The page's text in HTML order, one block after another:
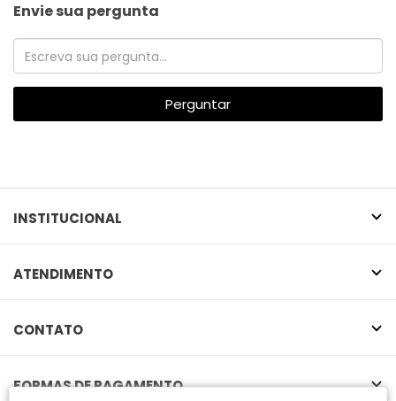
Envie sua pergunta
Perguntar
INSTITUCIONAL
ATENDIMENTO
CONTATO
FORMAS DE PAGAMENTO